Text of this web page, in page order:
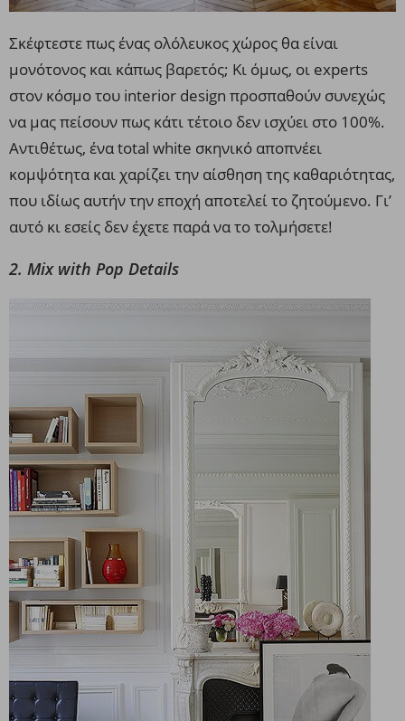
Σκέφτεστε πως ένας ολόλευκος χώρος θα είναι
μονότονος και κάπως βαρετός; Κι όμως, οι experts
στον κόσμο του interior design προσπαθούν συνεχώς
να μας πείσουν πως κάτι τέτοιο δεν ισχύει στο 100%.
Αντιθέτως, ένα total white σκηνικό αποπνέει
κομψότητα και χαρίζει την αίσθηση της καθαριότητας,
που ιδίως αυτήν την εποχή αποτελεί το ζητούμενο. Γι’
αυτό κι εσείς δεν έχετε παρά να το τολμήσετε!
2. Mix with Pop Details